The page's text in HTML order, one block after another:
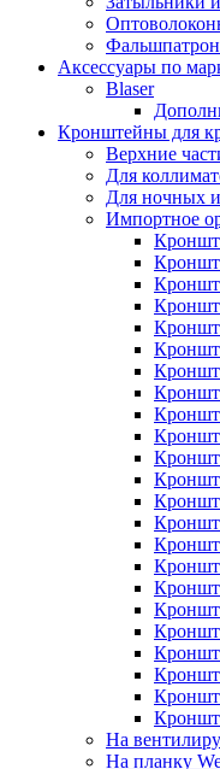
Аксессуары по
Blaser
Кронштейны для
Верхние
Для
Для ночных
Импортное
На
На планку